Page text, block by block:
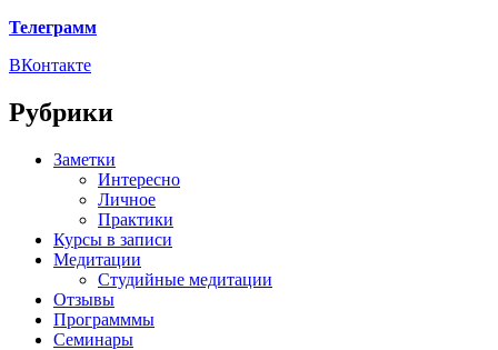
Телеграмм
ВКонтакте
Рубрики
Заметки
Интересно
Личное
Практики
Курсы в записи
Медитации
Студийные медитации
Отзывы
Программмы
Семинары